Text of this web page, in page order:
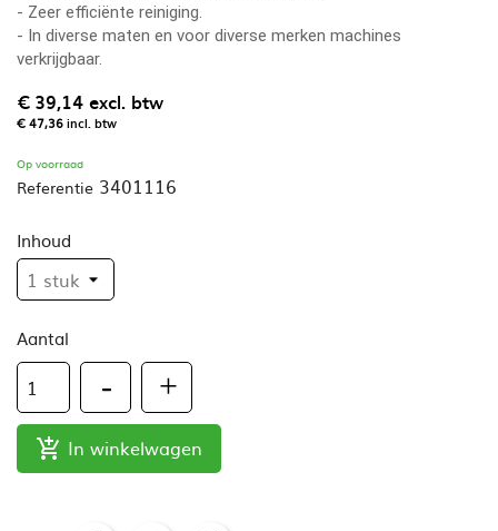
- Zeer efficiënte reiniging.
- In diverse maten en voor diverse merken machines
verkrijgbaar.
€ 39,14 excl. btw
€ 47,36incl. btw
Op voorraad
Referentie 3401116
Inhoud
Aantal
 In winkelwagen